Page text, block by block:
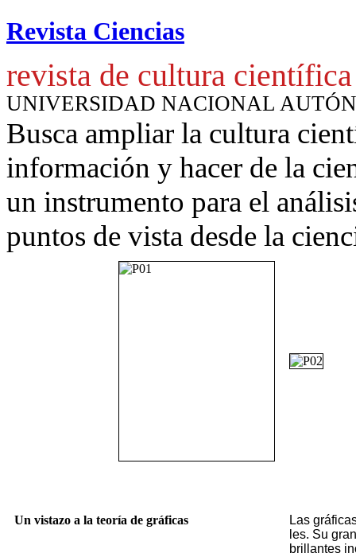
Revista Ciencias
revista de cultura científica
UNIVERSIDAD NACIONAL
Busca ampliar la cultura
información y hacer de la
un instrumento para el
puntos de vista desde la
Un vistazo a la teoría de gráficas
Las
les. Su
bri­llan­tes